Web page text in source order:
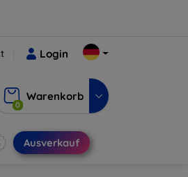
Login
0
Warenkorb
Ausverkauf